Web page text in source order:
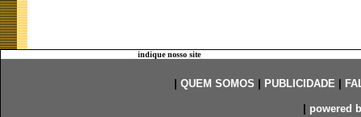
indique nosso site
QUEM SOMOS PUBLICIDADE|
powered